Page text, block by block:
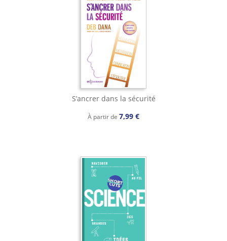
S’ancrer dans la sécurité
À partir de 7,99 €